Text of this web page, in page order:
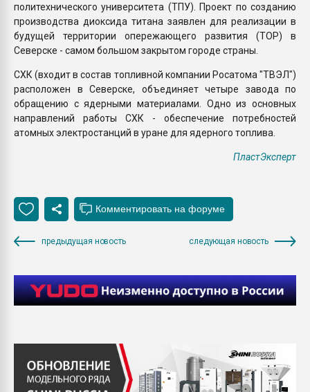
политехнического университета (ТПУ). Проект по созданию
производства диоксида титана заявлен для реализации в
будущей территории опережающего развития (ТОР) в
Северске - самом большом закрытом городе страны.
СХК (входит в состав топливной компании Росатома "ТВЭЛ")
расположен в Северске, объединяет четыре завода по
обращению с ядерными материалами. Одно из основных
направлений работы СХК - обеспечение потребностей
атомных электростанций в уране для ядерного топлива.
ПластЭксперт
предыдущая новость следующая новость